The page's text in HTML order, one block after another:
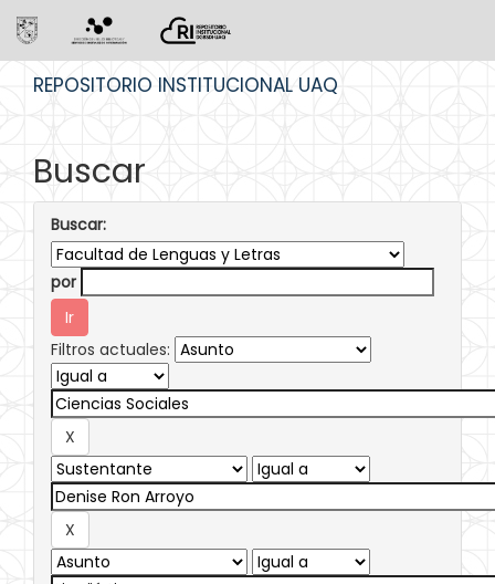
REPOSITORIO INSTITUCIONAL UAQ
Buscar
Buscar:
por
Filtros actuales: